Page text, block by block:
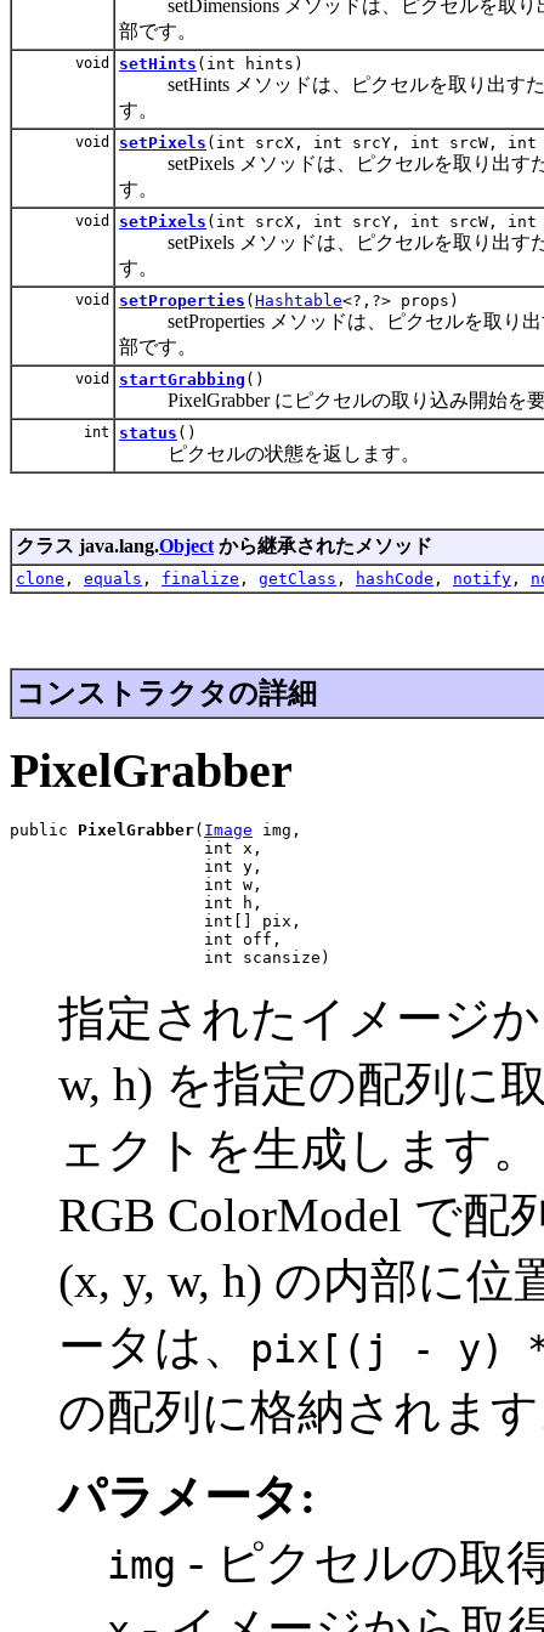
setDimensions メソッドは、ピクセルを取り
部です。
void setHints (int hints)
setHints メソッドは、ピクセルを取り出すた
す。
void setPixels (int srcX, int srcY, int srcW, int
setPixels メソッドは、ピクセルを取り出すた
す。
void setPixels (int srcX, int srcY, int srcW, int
setPixels メソッドは、ピクセルを取り出すた
す。
void setProperties ( Hashtable<?,?> props)
setProperties メソッドは、ピクセルを取り出
部です。
void startGrabbing ()
PixelGrabber にピクセルの取り込み開始を
int status ()
ピクセルの状態を返します。
クラス java.lang.Object から継承されたメソッド
clone , equals , finalize , getClass , hashCode , notify ,
コンストラクタの詳細
PixelGrabber
public PixelGrabber( Image img,
                    int x,
                    int y,
                    int w,
                    int h,
                    int[] pix,
                    int off,
                    int scansize)
指定されたイメージ
w, h) を指定の配列に
ェクトを生成します
RGB ColorModel で配
(x, y, w, h) の内部に
ータは、
pix[(j - y)
の配列に格納されま
パラメータ:
img - ピクセルの取